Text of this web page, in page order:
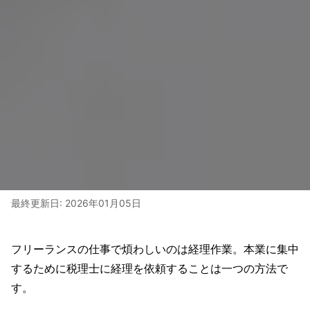
最終更新日: 2026年01月05日
フリーランスの仕事で煩わしいのは経理作業。本業に集中
するために税理士に経理を依頼することは一つの方法で
す。